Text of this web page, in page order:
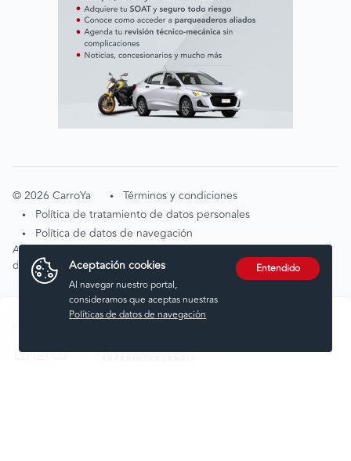
©2026 CarroYa • Términos y condiciones
• Política de tratamiento de datos personales
•
Política de datos de navegación
Atención de solicitudes por tratamiento de
datostratamientodedatos@carroya.com
Aceptación cookies
Al navegar nuestro portal,
consideramos que aceptas nuestras
Políticas de datos de navegación
Entendido